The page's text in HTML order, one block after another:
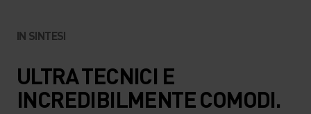
IN SINTESI
ULTRA TECNICI E
INCREDIBILMENTE COMODI.